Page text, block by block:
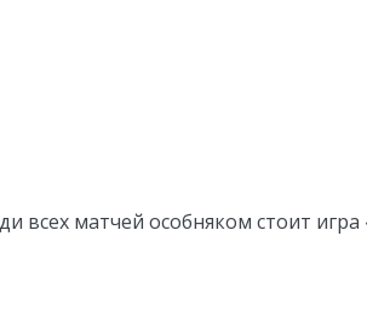
матчей особняком стоит игра